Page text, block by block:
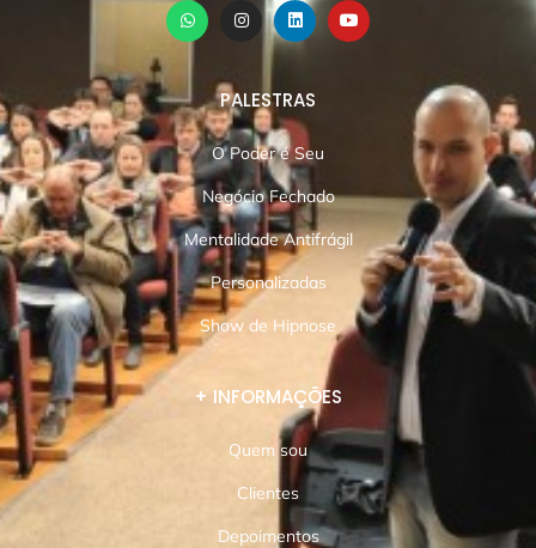
PALESTRAS
O Poder é Seu
Negócio Fechado
Mentalidade Antifrágil
Personalizadas
Show de Hipnose
+ INFORMAÇÕES
Quem sou
Clientes
Depoimentos